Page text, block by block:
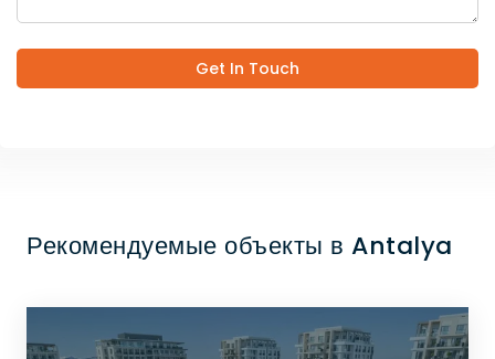
Get In Touch
Рекомендуемые объекты в Antalya